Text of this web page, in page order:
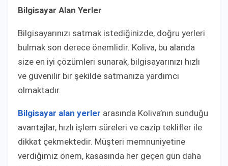
Bilgisayar Alan Yerler
Bilgisayarınızı satmak istediğinizde, doğru yerleri
bulmak son derece önemlidir. Koliva, bu alanda
size en iyi çözümleri sunarak, bilgisayarınızı hızlı
ve güvenilir bir şekilde satmanıza yardımcı
olmaktadır.
Bilgisayar alan yerler arasında Koliva’nın sunduğu
avantajlar, hızlı işlem süreleri ve cazip teklifler ile
dikkat çekmektedir. Müşteri memnuniyetine
verdiğimiz önem, kasasında her geçen gün daha